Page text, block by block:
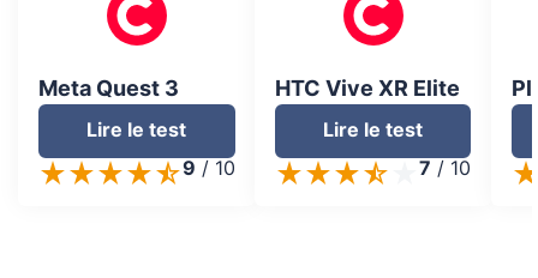
Meta Quest 3
Lire le test
9 / 10
HTC Vive XR Elite
Lire le test
7 / 10